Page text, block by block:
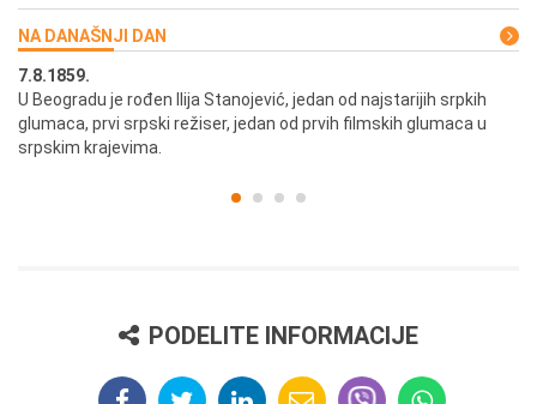
NA DANAŠNJI DAN
7.8.1859.
U Beogradu je rođen Ilija Stanojević, jedan od najstarijih srpkih
glumaca, prvi srpski režiser, jedan od prvih filmskih glumaca u
srpskim krajevima.
PODELITE INFORMACIJE